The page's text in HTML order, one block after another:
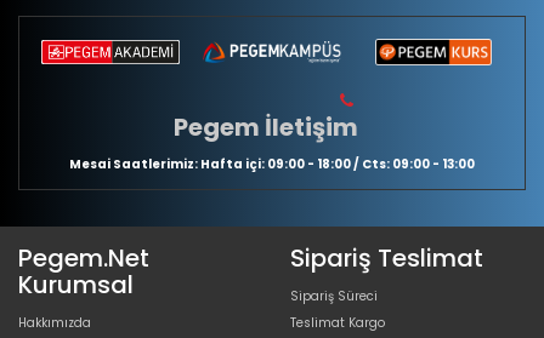
Pegem İletişim
Mesai Saatlerimiz: Hafta içi: 09:00 - 18:00 / Cts: 09:00 - 13:00
Pegem.Net
Kurumsal
Hakkımızda
Sipariş Teslimat
Sipariş Süreci
Teslimat Kargo